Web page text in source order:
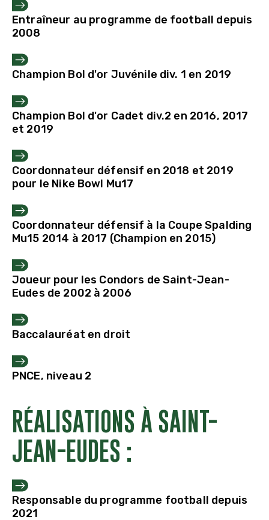
Entraîneur au programme de football depuis
2008
Champion Bol d'or Juvénile div. 1 en 2019
Champion Bol d'or Cadet div.2 en 2016, 2017
et 2019
Coordonnateur défensif en 2018 et 2019
pour le Nike Bowl Mu17
Coordonnateur défensif à la Coupe Spalding
Mu15 2014 à 2017 (Champion en 2015)
Joueur pour les Condors de Saint-Jean-
Eudes de 2002 à 2006
Baccalauréat en droit
PNCE, niveau 2
RÉALISATIONS À SAINT-
JEAN-EUDES :
Responsable du programme football depuis
2021